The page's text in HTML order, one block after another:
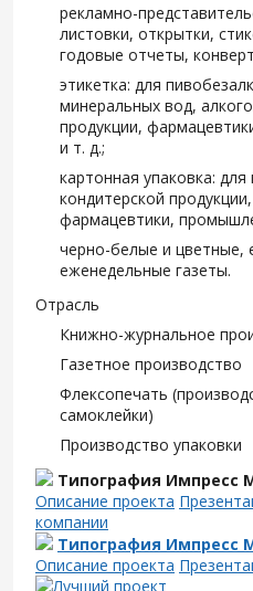
рекламно-
листовки, открытки,
годовые отчеты,
этикетка: для
минеральных вод,
продукции,
и т. д.;
картонная упаковка:
кондитерской
фармацевтики,
черно-белые и цветные,
еженедельные газеты.
Отрасль
Книжно-журнальное
Газетное производство
Флексопечать
самоклейки)
Производство упаковки
Типография Импресс
Описание проекта
компании
Типография Импресс
Описание проекта